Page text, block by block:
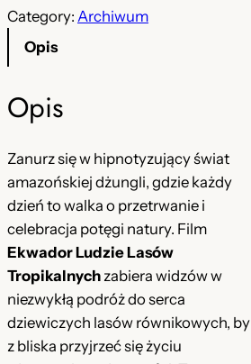
Category: Archiwum
Opis
Opis
Zanurz się w hipnotyzujący świat
amazońskiej dżungli, gdzie każdy
dzień to walka o przetrwanie i
celebracja potęgi natury. Film
Ekwador Ludzie Lasów
Tropikalnych zabiera widzów w
niezwykłą podróż do serca
dziewiczych lasów równikowych, by
z bliska przyjrzeć się życiu